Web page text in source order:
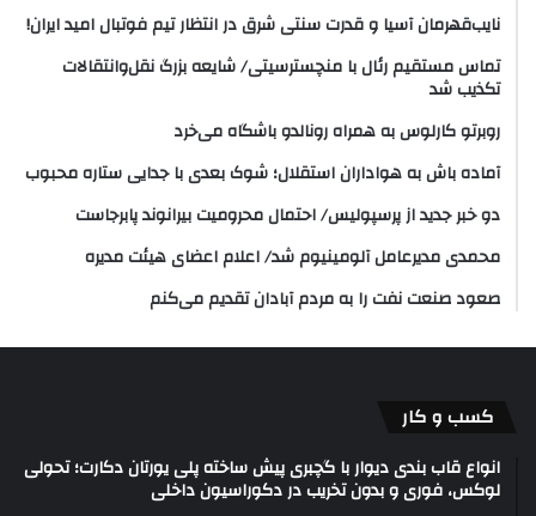
نایب‌قهرمان آسیا و قدرت سنتی شرق در انتظار تیم فوتبال امید ایران!
تماس مستقیم رئال با منچسترسیتی/ شایعه بزرگ نقل‌وانتقالات
تکذیب شد
روبرتو کارلوس به همراه رونالدو باشگاه می‌خرد
آماده باش به هواداران استقلال؛ شوک بعدی با جدایی ستاره محبوب
دو خبر جدید از پرسپولیس/ احتمال محرومیت بیرانوند پابرجاست
محمدی مدیرعامل آلومینیوم شد/ اعلام اعضای هیئت‌ مدیره
صعود صنعت نفت را به مردم آبادان تقدیم می‌کنم
کسب و کار
انواع قاب بندی دیوار با گچبری پیش ساخته پلی یورتان دکارت؛ تحولی
لوکس، فوری و بدون تخریب در دکوراسیون داخلی